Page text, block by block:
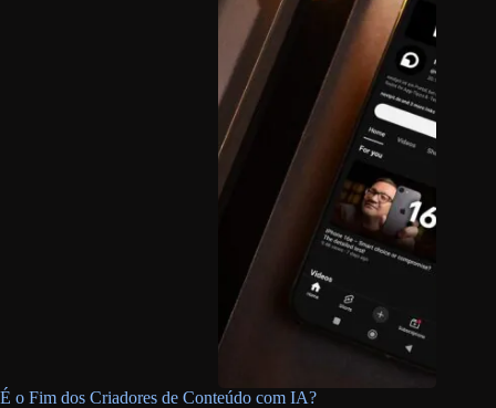
É o Fim dos Criadores de Conteúdo com IA?